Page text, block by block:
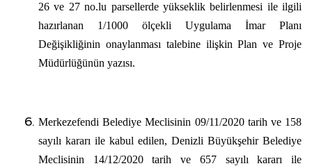
26 ve 27 no.lu parsellerde yükseklik belirlenmesi ile ilgili
hazırlanan 1/1000 ölçekli Uygulama İmar Planı
Değişikliğinin onaylanması talebine ilişkin Plan ve Proje
Müdürlüğünün yazısı.
Merkezefendi Belediye Meclisinin 09/11/2020 tarih ve 158
sayılı kararı ile kabul edilen, Denizli Büyükşehir Belediye
Meclisinin 14/12/2020 tarih ve 657 sayılı kararı ile